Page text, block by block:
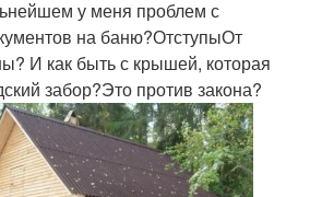
у меня проблем с
на баню?ОтступыОт
И как быть с крышей, которая
забор?Это против закона?